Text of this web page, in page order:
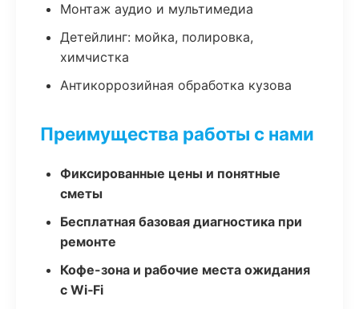
Монтаж аудио и мультимедиа
Детейлинг: мойка, полировка,
химчистка
Антикоррозийная обработка кузова
Преимущества работы с нами
Фиксированные цены и понятные
сметы
Бесплатная базовая диагностика при
ремонте
Кофе-зона и рабочие места ожидания
с Wi‑Fi